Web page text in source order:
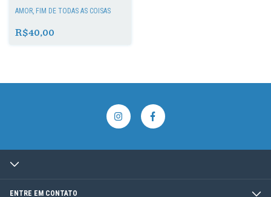
AMOR, FIM DE TODAS AS COISAS
R$40,00
ENTRE EM CONTATO